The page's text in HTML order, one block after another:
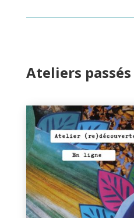
Ateliers passés